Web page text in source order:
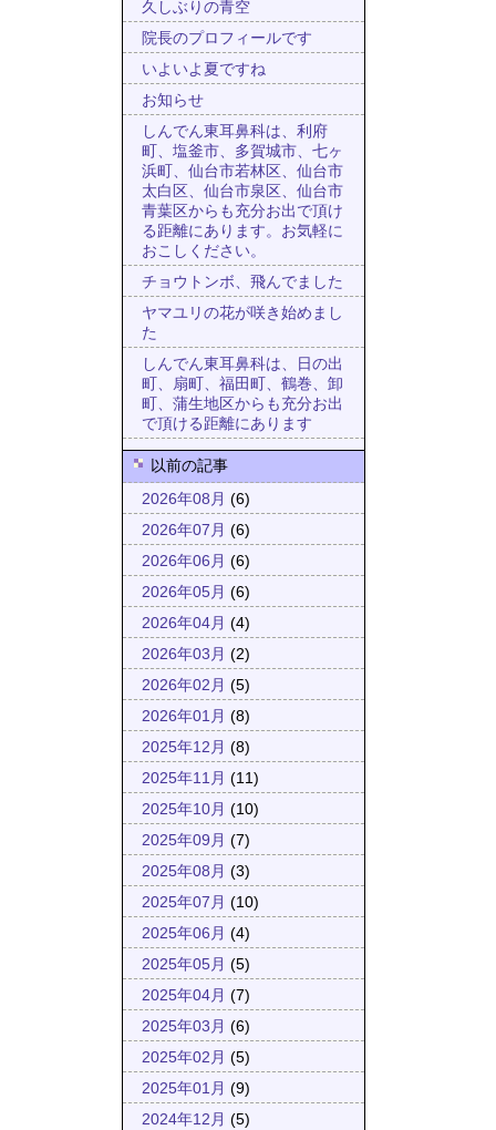
久しぶりの青空
院長のプロフィールです
いよいよ夏ですね
お知らせ
しんでん東耳鼻科は、利府
町、塩釜市、多賀城市、七ヶ
浜町、仙台市若林区、仙台市
太白区、仙台市泉区、仙台市
青葉区からも充分お出で頂け
る距離にあります。お気軽に
おこしください。
チョウトンボ、飛んでました
ヤマユリの花が咲き始めまし
た
しんでん東耳鼻科は、日の出
町、扇町、福田町、鶴巻、卸
町、蒲生地区からも充分お出
で頂ける距離にあります
以前の記事
2026年08月 (6)
2026年07月 (6)
2026年06月 (6)
2026年05月 (6)
2026年04月 (4)
2026年03月 (2)
2026年02月 (5)
2026年01月 (8)
2025年12月 (8)
2025年11月 (11)
2025年10月 (10)
2025年09月 (7)
2025年08月 (3)
2025年07月 (10)
2025年06月 (4)
2025年05月 (5)
2025年04月 (7)
2025年03月 (6)
2025年02月 (5)
2025年01月 (9)
2024年12月 (5)